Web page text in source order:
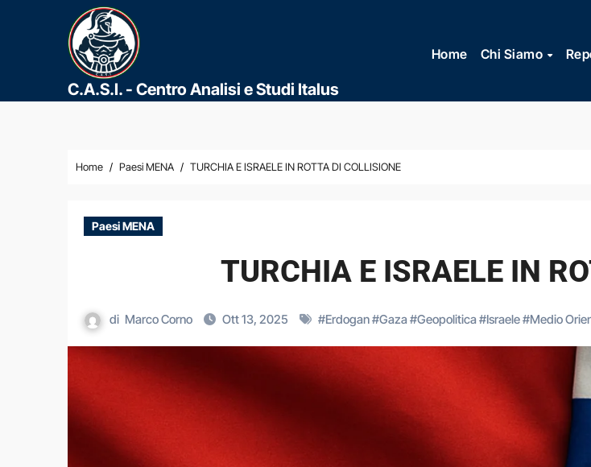
C.A.S.I. - Centro Analisi e Studi Italus
Home Chi Siamo
Home Paesi MENA TURCHIA E ISRAELE IN ROTTA DI COLLISIONE
Paesi MENA
TURCHIA E ISRAELE IN
di Marco Corno Ott 13, 2025 #Erdogan#Gaza#Geopolitica#Israele#Medio